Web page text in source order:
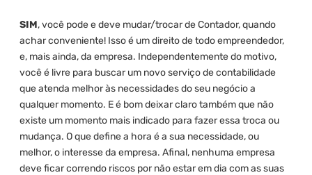
SIM, você pode e deve mudar/trocar de Contador, quando
achar conveniente! Isso é um direito de todo empreendedor,
e, mais ainda, da empresa. Independentemente do motivo,
você é livre para buscar um novo serviço de contabilidade
que atenda melhor às necessidades do seu negócio a
qualquer momento. E é bom deixar claro também que não
existe um momento mais indicado para fazer essa troca ou
mudança. O que define a hora é a sua necessidade, ou
melhor, o interesse da empresa. Afinal, nenhuma empresa
deve ficar correndo riscos por não estar em dia com as suas